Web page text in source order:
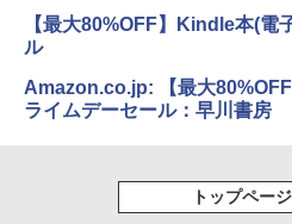
【最大80%OFF】Kindle本(電
ル
Amazon.co.jp: 【最大
ライムデーセール：早川書房
トップペー